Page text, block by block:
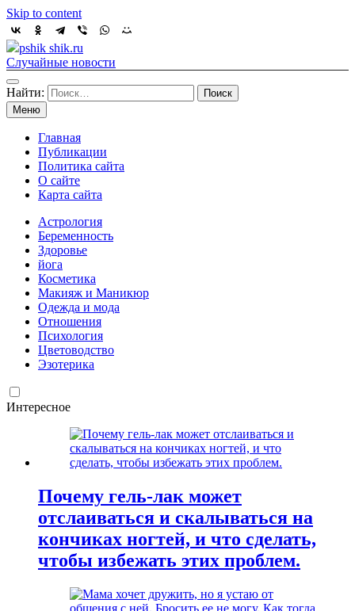
Skip to content
pshik shik.ru
Случайные новости
Найти:
Меню
Главная
Публикации
Политика сайта
О сайте
Карта сайта
Астрология
Беременность
Здоровье
йога
Косметика
Макияж и Маникюр
Одежда и мода
Отношения
Психология
Цветоводство
Эзотерика
Интересное
Почему гель-лак может
отслаиваться и скалываться на
кончиках ногтей, и что сделать,
чтобы избежать этих проблем.